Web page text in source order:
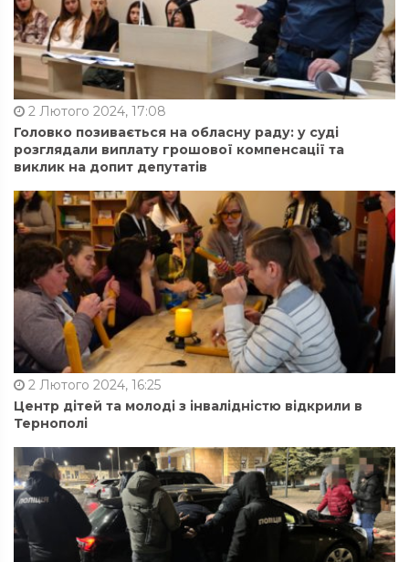
2 Лютого 2024, 17:08
Головко позивається на обласну раду: у суді
розглядали виплату грошової компенсації та
виклик на допит депутатів
2 Лютого 2024, 16:25
Центр дітей та молоді з інвалідністю відкрили в
Тернополі